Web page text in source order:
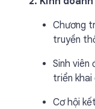
Chương
truyền
Sinh viên
triển
Cơ hội